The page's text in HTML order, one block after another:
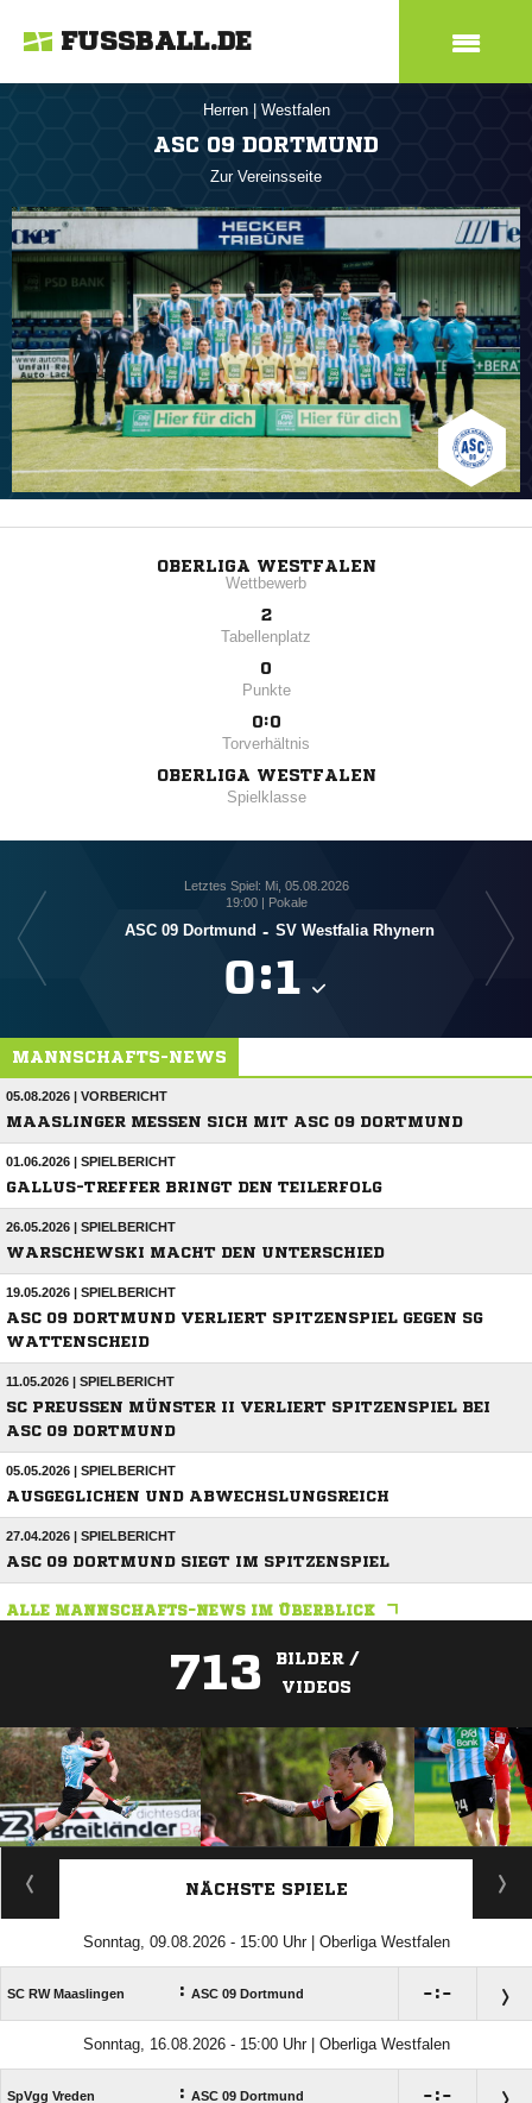
FUSSBALL.DE
Herren Westfalen
ASC 09 DORTMUND
Zur Vereinsseite
OBERLIGA WESTFALEN
Wettbewerb
2
Tabellenplatz
0
Punkte
0:0
Torverhältnis
OBERLIGA WESTFALEN
Spielklasse
Letztes Spiel: Mi, 05.08.2026
19:00 | Pokale
ASC 09 Dortmund - SV Westfalia Rhynern
:
MANNSCHAFTS-NEWS
05.08.2026 | VORBERICHT
MAASLINGER MESSEN SICH MIT ASC 09 DORTMUND
01.06.2026 | SPIELBERICHT
GALLUS-TREFFER BRINGT DEN TEILERFOLG
26.05.2026 | SPIELBERICHT
WARSCHEWSKI MACHT DEN UNTERSCHIED
19.05.2026 | SPIELBERICHT
ASC 09 DORTMUND VERLIERT SPITZENSPIEL GEGEN SG
WATTENSCHEID
11.05.2026 | SPIELBERICHT
SC PREUSSEN MÜNSTER II VERLIERT SPITZENSPIEL BEI A
SC 09 DORTMUND
05.05.2026 | SPIELBERICHT
AUSGEGLICHEN UND ABWECHSLUNGSREICH
27.04.2026 | SPIELBERICHT
ASC 09 DORTMUND SIEGT IM SPITZENSPIEL
ALLE MANNSCHAFTS-NEWS IM ÜBERBLICK
713
BILDER /
VIDEOS
ANZEIGE
NÄCHSTE SPIELE
Sonntag, 09.08.2026 - 15:00 Uhr | Oberliga Westfalen
SC RW Maaslingen : ASC 09 Dortmund :
Sonntag, 16.08.2026 - 15:00 Uhr | Oberliga Westfalen
SpVgg Vreden : ASC 09 Dortmund :